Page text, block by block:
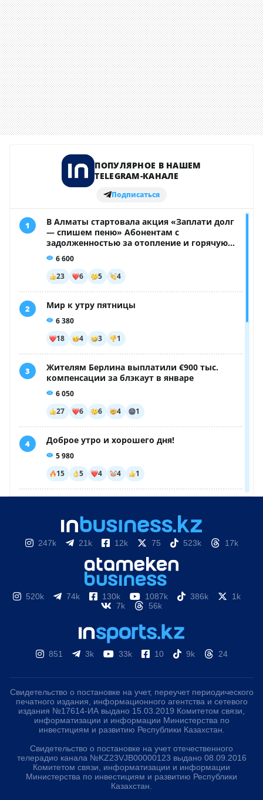
247k 21k 12k 75 523k 17k
520k 74k 130k 1087k 386k
1k
7k
56k
851 3k 33k 10 9k 24
Свидетельство о постановке на учет, переучет периодического
печатного издания, информационного агентства и сетевого
издания №17614-ИА выдано 15.03.2019 Комитетом связи,
информатизации и информации Министерства по
инвестициям и развитию Республики Казахстан.
Свидетельство о постановке на учет отечественного
телерадио канала №KZ23VJB00000123 выдано 08.09.2016
Комитетом связи, информатизации и информации
Министерства по инвестициям и развитию Республики
Казахстан.